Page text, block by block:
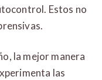
Estos no
la mejor manera
las